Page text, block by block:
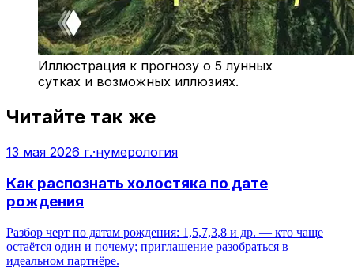
Иллюстрация к прогнозу о 5 лунных
сутках и возможных иллюзиях.
Читайте так же
13 мая 2026 г.·нумерология
Как распознать холостяка по дате
рождения
Разбор черт по датам рождения: 1,5,7,3,8 и др. — кто чаще
остаётся один и почему; приглашение разобраться в
идеальном партнёре.